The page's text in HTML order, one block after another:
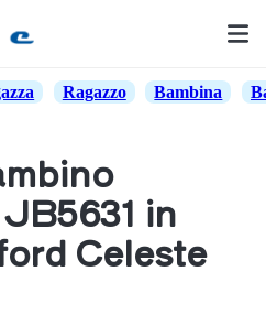
Ragazzo Bambina
in
Celeste